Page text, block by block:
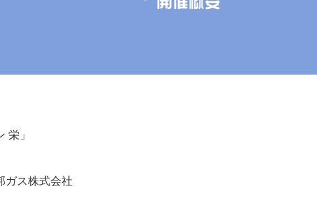
栄」
ガス株式会社